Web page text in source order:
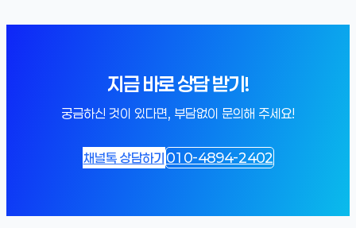
지금 바로 상담 받기!
궁금하신 것이 있다면, 부담없이 문의해 주세요!
채널톡 상담하기 010-4894-2402